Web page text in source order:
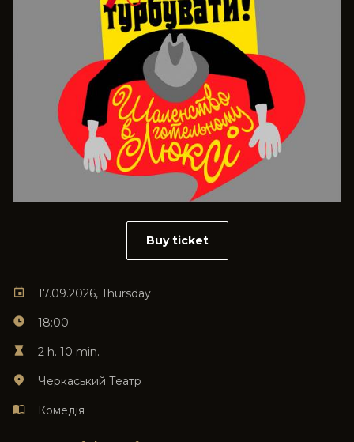
17.09.2026, Thursday
18:00
2 h. 10 min.
Черкаський Театр
Комедія
Buy ticket